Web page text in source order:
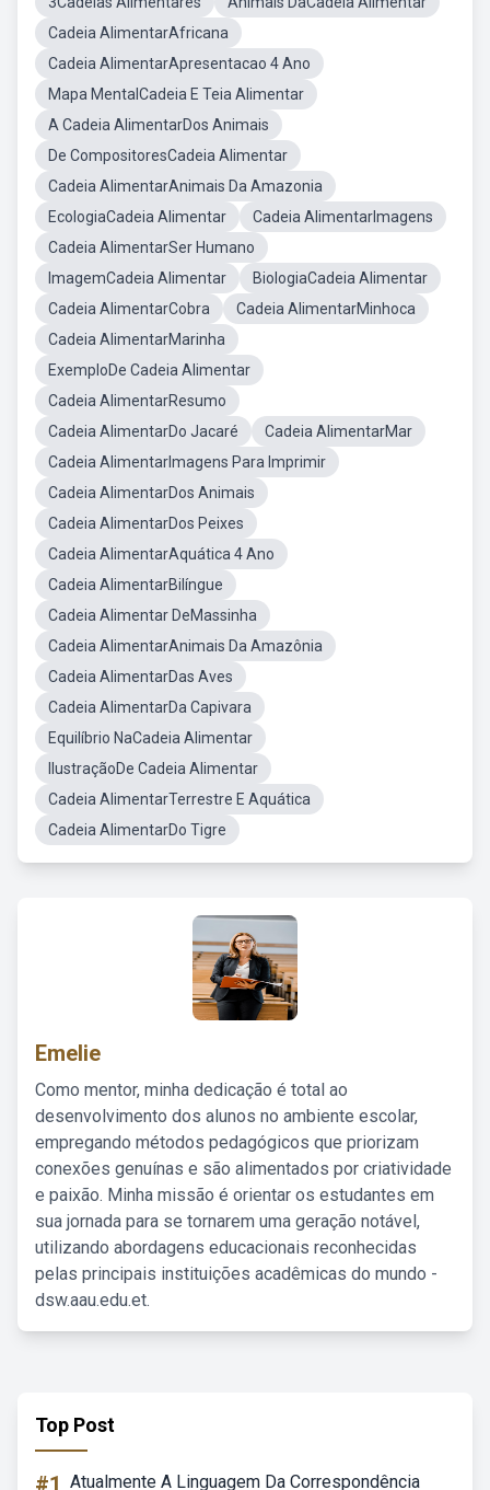
Cadeia AlimentarAfricana
Cadeia AlimentarApresentacao 4 Ano
Mapa MentalCadeia E Teia Alimentar
A Cadeia AlimentarDos Animais
De CompositoresCadeia Alimentar
Cadeia AlimentarAnimais Da Amazonia
EcologiaCadeia Alimentar
Cadeia AlimentarImagens
Cadeia AlimentarSer Humano
ImagemCadeia Alimentar
BiologiaCadeia Alimentar
Cadeia AlimentarCobra
Cadeia AlimentarMinhoca
Cadeia AlimentarMarinha
ExemploDe Cadeia Alimentar
Cadeia AlimentarResumo
Cadeia AlimentarDo Jacaré
Cadeia AlimentarMar
Cadeia AlimentarImagens Para Imprimir
Cadeia AlimentarDos Animais
Cadeia AlimentarDos Peixes
Cadeia AlimentarAquática 4 Ano
Cadeia AlimentarBilíngue
Cadeia Alimentar DeMassinha
Cadeia AlimentarAnimais Da Amazônia
Cadeia AlimentarDas Aves
Cadeia AlimentarDa Capivara
Equilíbrio NaCadeia Alimentar
IlustraçãoDe Cadeia Alimentar
Cadeia AlimentarTerrestre E Aquática
Cadeia AlimentarDo Tigre
Emelie
Como mentor, minha dedicação é total ao
desenvolvimento dos alunos no ambiente escolar,
empregando métodos pedagógicos que priorizam
conexões genuínas e são alimentados por criatividade
e paixão. Minha missão é orientar os estudantes em
sua jornada para se tornarem uma geração notável,
utilizando abordagens educacionais reconhecidas
pelas principais instituições acadêmicas do mundo -
dsw.aau.edu.et.
Top Post
#1 Atualmente A Linguagem Da Correspondência